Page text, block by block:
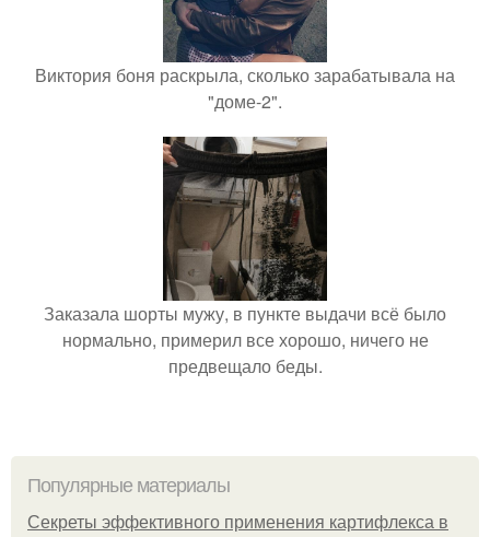
Виктория боня раскрыла, сколько зарабатывала на
"доме-2".
Заказала шорты мужу, в пункте выдачи всё было
нормально, примерил все хорошо, ничего не
предвещало беды.
Популярные материалы
Секреты эффективного применения картифлекса в